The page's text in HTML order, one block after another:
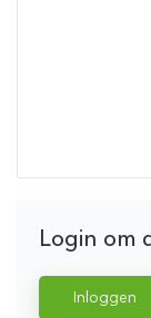
Login om
Inloggen